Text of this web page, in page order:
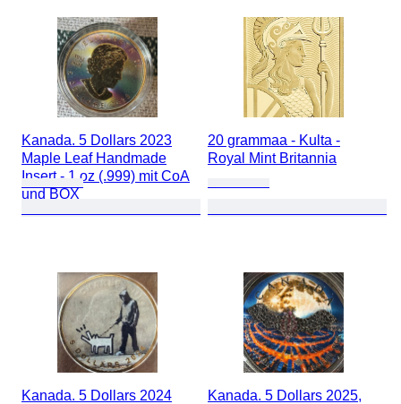
Kanada. 5 Dollars 2023
Maple Leaf Handmade
Insert - 1 oz (.999) mit CoA
und BOX
20 grammaa - Kulta -
Royal Mint Britannia
Kanada. 5 Dollars 2024
Kanada. 5 Dollars 2025,